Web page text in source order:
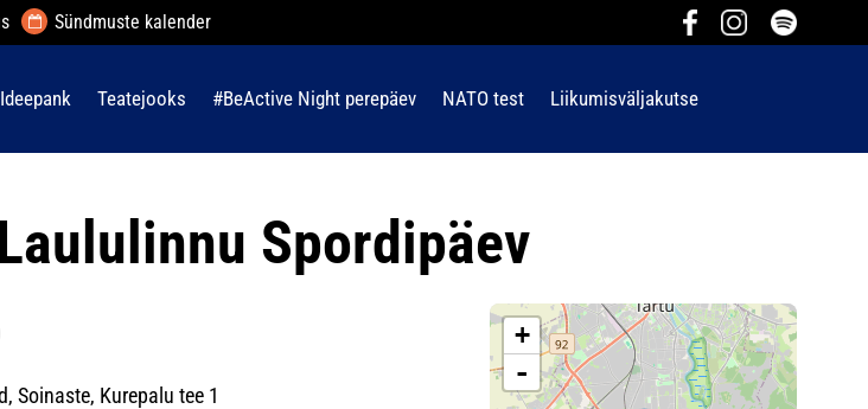
Sündmuste kalender
Ideepank Teatejooks #BeActive Night perepäev NATO test Liikumisväljakutse
Spordipäev
Soinaste, Kurepalu tee 1
+
-